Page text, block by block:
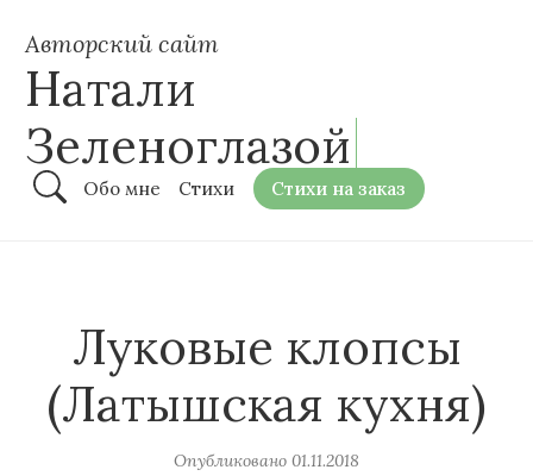
Авторский сайт
Натали
Зеленоглазой
Обо мне Стихи Стихи на заказ
Луковые клопсы
(Латышская кухня)
Опубликовано 01.11.2018